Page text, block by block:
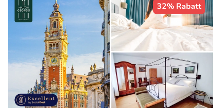
32% Rabatt